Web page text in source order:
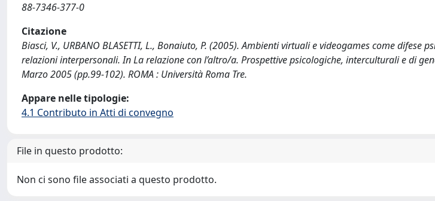
88-7346-377-0
Citazione
Biasci, V., URBANO BLASETTI, L., Bonaiuto, P. (2005). Ambienti virtuali e videogames come difese
relazioni interpersonali. In La relazione con l’altro/a. Prospettive psicologiche, interculturali e di
Marzo 2005 (pp.99-102). ROMA : Università Roma Tre.
Appare nelle tipologie:
4.1 Contributo in Atti di convegno
File in questo prodotto:
Non ci sono file associati a questo prodotto.